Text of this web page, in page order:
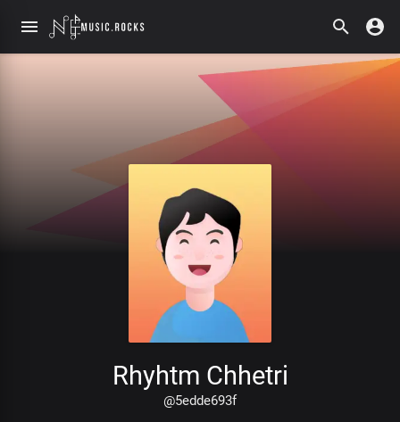
Rhyhtm Chhetri
@5edde693f